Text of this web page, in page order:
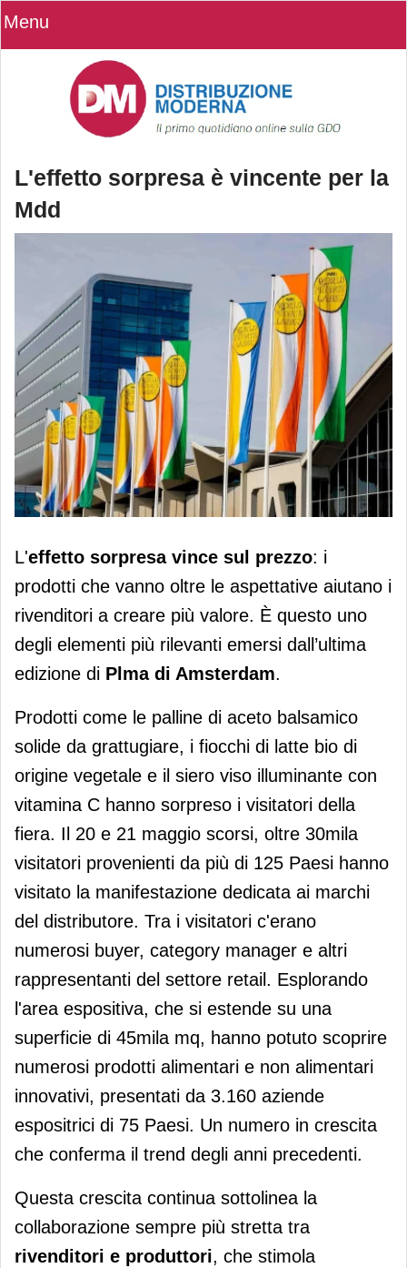
Menu
L'effetto sorpresa è vincente per la
Mdd
L'effetto sorpresa è vincente per la
L'effetto sorpresa vince sul prezzo: i
prodotti che vanno oltre le aspettative aiutano i
rivenditori a creare più valore. È questo uno
degli elementi più rilevanti emersi dall’ultima
edizione di Plma di Amsterdam.
Prodotti come le palline di aceto balsamico
solide da grattugiare, i fiocchi di latte bio di
origine vegetale e il siero viso illuminante con
vitamina C hanno sorpreso i visitatori della
fiera. Il 20 e 21 maggio scorsi, oltre 30mila
visitatori provenienti da più di 125 Paesi hanno
visitato la manifestazione dedicata ai marchi
del distributore. Tra i visitatori c'erano
numerosi buyer, category manager e altri
rappresentanti del settore retail. Esplorando
l'area espositiva, che si estende su una
superficie di 45mila mq, hanno potuto scoprire
numerosi prodotti alimentari e non alimentari
innovativi, presentati da 3.160 aziende
espositrici di 75 Paesi. Un numero in crescita
che conferma il trend degli anni precedenti.
Questa crescita continua sottolinea la
collaborazione sempre più stretta tra
rivenditori e produttori, che stimola